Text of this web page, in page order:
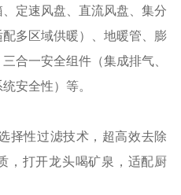
定速风盘、直流风盘、集分
多区域供暖）、地暖管、膨
合一安全组件（集成排气、
安全性）等。
择性过滤技术，超高效去除
，打开龙头喝矿泉，适配厨